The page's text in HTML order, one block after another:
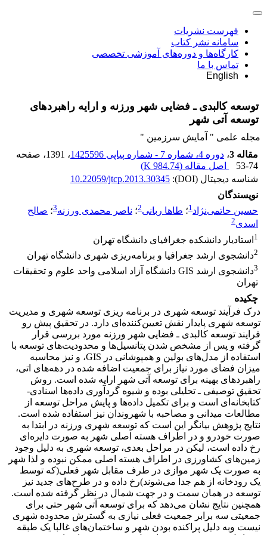
فهرست نشریات
سامانه نشر کتاب
کارگاه‌ها و دوره‌های آموزشی تخصصی
تماس با ما
English
توسعه کالبدی ـ فضایی شهر ورزنه و ارایه راهبردهای
توسعه آتی شهر
مجله علمی " آمایش سرزمین "
مقاله 3
، دوره 4، شماره 7 - شماره پیاپی 1425596 ، 1391
، صفحه
53-74
اصل مقاله (984.74 K
)
شناسه دیجیتال (DOI):
10.22059/jtcp.2013.30345
نویسندگان
حسین حاتمی‌نژاد1؛ طاها ربانی2؛ ناصر محمدی ورزنه3؛ صالح
اسدی2
1 استادیار دانشکده جغرافیای دانشگاه تهران
2دانشجوی ارشد جغرافیا و برنامه‌ریزی شهری دانشگاه تهران
3
دانشجوی ارشد GIS دانشگاه آزاد اسلامی واحد علوم و تحقیقات
تهران
چکیده
درک فرآیند توسعه شهری در برنامه ریزی توسعه شهری و مدیریت
توسعه شهری پایدار نقش تعیین‌کننده‌ای دارد. در تحقیق پیش رو
فرایند توسعه کالبدی ـ فضایی شهر ورزنه مورد بررسی قرار
گرفته و پس از مشخص شدن پتانسیل‌ها و محدودیت‌های توسعه با
استفاده از مدل‌های بولین و همپوشانی در GIS، و نیز محاسبه
میزان فضای مورد نیاز برای جمعیت اضافه شده در دهه‌های اتی،
راهبردهای بهینه برای توسعه آتی شهر ارایه شده است. روش
تحقیق توصیفی ـ تحلیلی بوده و شیوه گردآوری داده‌ها اسنادی-
کتابخانه‌ای است و برای تکمیل داده‌ها و پایش مراحل توسعه از
مطالعات میدانی و مصاحبه با شهروندان نیز استفاده شده است.
نتایج پژوهش بیانگر این است که توسعه شهری ورزنه در ابتدا به
صورت خودرو و در اطراف هسته اصلی شهر به صورت دایره‌ای
رخ داده است، لیکن در مراحل بعدی، توسعه شهری به دلیل وجود
زمین‌های کشاورزی در اطراف هسته اصلی ممکن نبوده و لذا شهر
به صورت یک شهر موازی در طرف مقابل شهر فعلی(که توسط
یک رودخانه از هم جدا می‌شوند)رخ داده و در طرح‌های جدید نیز
توسعه در همان سمت و در جهت شمال در نظر گرفته شده است.
همچنین نتایج نشان می‌دهد که برای توسعه آتی شهر حتی برای
جمعیتی سه برابر جمعیت فعلی نیازی به گسترش محدوده شهری
نیست وبه دلیل پراکنده بودن شهر و ساختمان‌های غالبا یک طبقه